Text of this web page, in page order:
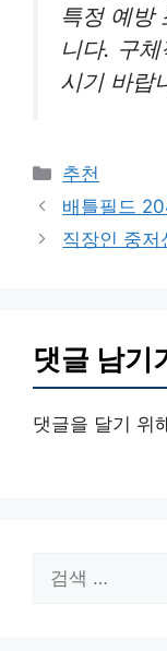
특정 예방
니다. 구
시기 바랍
카
테
고
리
추천
배틀필드
직장인 중저
댓글 남기
댓글을 달기 위
색: